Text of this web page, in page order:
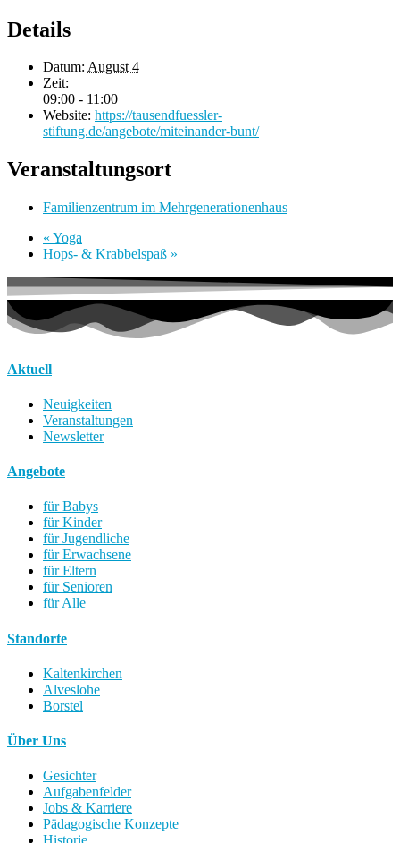
Details
Datum: August 4
Zeit:
09:00 - 11:00
Website: https://tausendfuessler-
stiftung.de/angebote/miteinander-bunt/
Veranstaltungsort
Familienzentrum im Mehrgenerationenhaus
« Yoga
Hops- & Krabbelspaß »
Aktuell
Neuigkeiten
Veranstaltungen
Newsletter
Angebote
für Babys
für Kinder
für Jugendliche
für Erwachsene
für Eltern
für Senioren
für Alle
Standorte
Kaltenkirchen
Alveslohe
Borstel
Über Uns
Gesichter
Aufgabenfelder
Jobs & Karriere
Pädagogische Konzepte